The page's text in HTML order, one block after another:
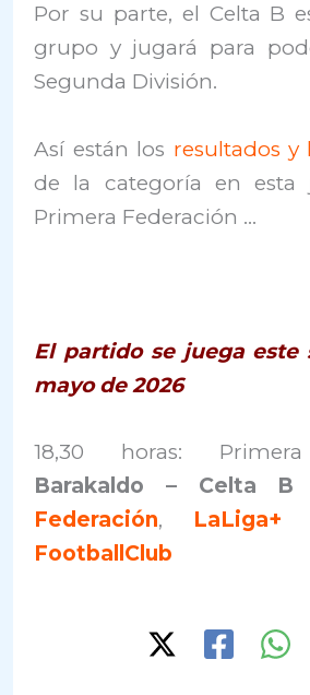
Por su parte, el Celta B
grupo y jugará para
Segunda División.
Así están los resultados y
de la categoría en esta
Primera Federación …
El partido se juega este
mayo de 2026
18,30 horas: Primera
Barakaldo – Celta B
Federación, LaLiga+
FootballClub